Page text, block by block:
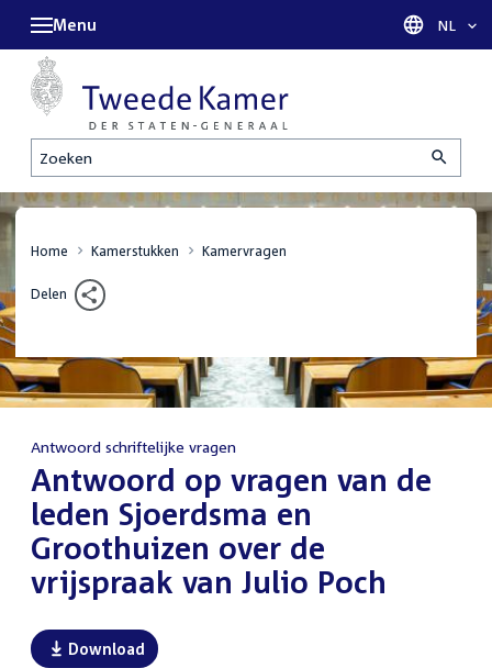
Zoeken
Menu Taal
NL
Home Kamerstukken Kamervragen
Delen
Antwoord schriftelijke vragen
Antwoord op vragen van de
leden Sjoerdsma en
Groothuizen over de
vrijspraak van Julio Poch
Download